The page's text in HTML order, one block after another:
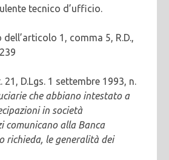
tecnico d’ufficio.
1, comma 5, R.D.,
21, D.Lgs. 1 settembre 1993, n.
che abbiano intestato a
in società
comunicano alla Banca
richieda, le generalità dei